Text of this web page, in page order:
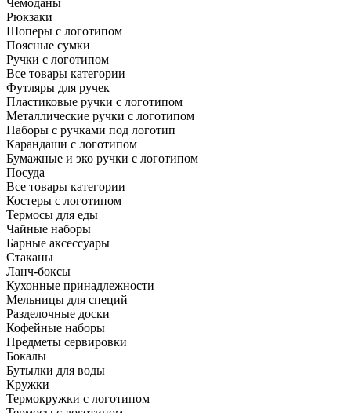
Чемоданы
Рюкзаки
Шоперы с логотипом
Поясные сумки
Ручки с логотипом
Все товары категории
Футляры для ручек
Пластиковые ручки с логотипом
Металлические ручки с логотипом
Наборы с ручками под логотип
Карандаши с логотипом
Бумажные и эко ручки с логотипом
Посуда
Все товары категории
Костеры с логотипом
Термосы для еды
Чайные наборы
Барные аксессуары
Стаканы
Ланч-боксы
Кухонные принадлежности
Мельницы для специй
Разделочные доски
Кофейные наборы
Предметы сервировки
Бокалы
Бутылки для воды
Кружки
Термокружки с логотипом